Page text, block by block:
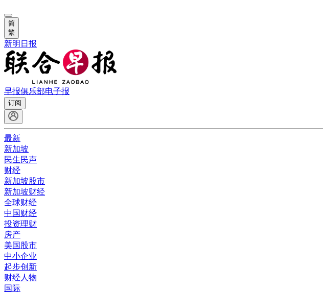
简
繁
新明日报
早报俱乐部电子报
订阅
最新
新加坡
民生民声
财经
新加坡股市
新加坡财经
全球财经
中国财经
投资理财
房产
美国股市
中小企业
起步创新
财经人物
国际